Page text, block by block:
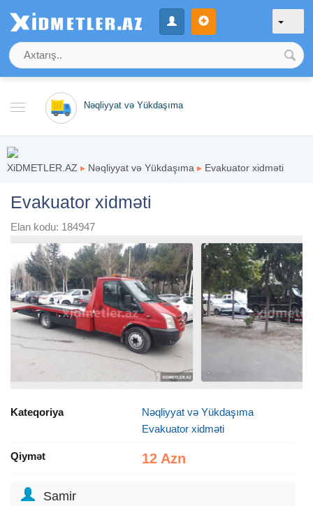
Nəqliyyat və Yükdaşıma
XiDMETLER.AZ ▸ Nəqliyyat və Yükdaşıma ▸ Evakuator xidməti
Evakuator xidməti
Elan kodu: 184947
Kateqoriya
Nəqliyyat və Yükdaşıma
Evakuator xidməti
Qiymət 12 Azn
Samir